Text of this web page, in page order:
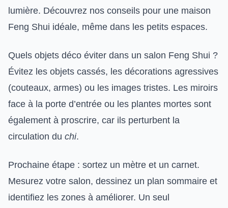
lumière. Découvrez nos conseils pour une maison
Feng Shui idéale, même dans les petits espaces.
Quels objets déco éviter dans un salon Feng Shui ?
Évitez les objets cassés, les décorations agressives
(couteaux, armes) ou les images tristes. Les miroirs
face à la porte d’entrée ou les plantes mortes sont
également à proscrire, car ils perturbent la
circulation du chi.
Prochaine étape : sortez un mètre et un carnet.
Mesurez votre salon, dessinez un plan sommaire et
identifiez les zones à améliorer. Un seul